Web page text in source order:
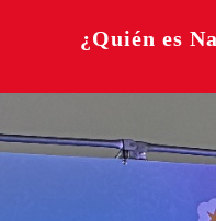
¿Quién es